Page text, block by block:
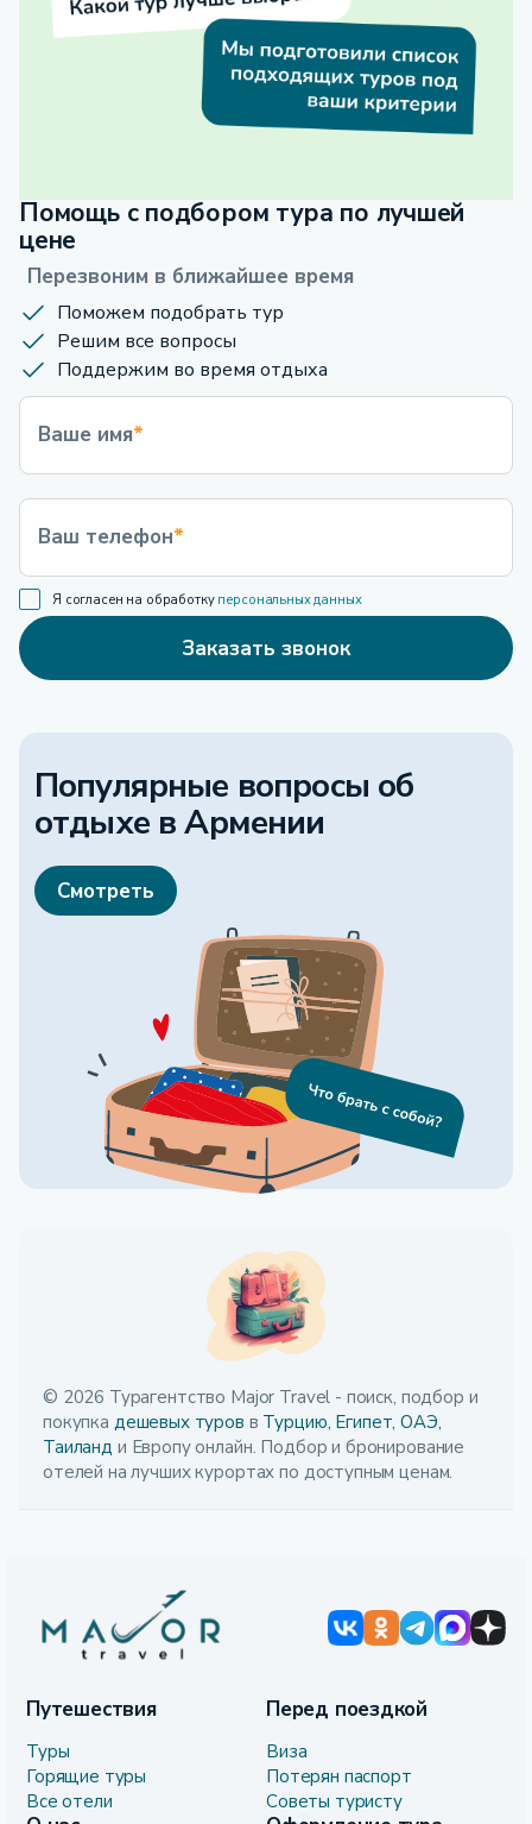
Помощь с подбором тура по лучшей
цене
Перезвоним в ближайшее время
Поможем подобрать тур
Решим все вопросы
Поддержим во время отдыха
Ваше имя*
Ваш телефон*
Я согласен на обработку персональных данных
Заказать звонок
Популярные вопросы об
отдыхе в Армении
Смотреть
© 2026 Турагентство Major Travel - поиск, подбор и
покупка дешевых туров в Турцию, Египет, ОАЭ,
Таиланд и Европу онлайн. Подбор и бронирование
отелей на лучших курортах по доступным ценам.
Путешествия
Туры
Горящие туры
Все отели
Перед поездкой
Виза
Потерян паспорт
Советы туристу